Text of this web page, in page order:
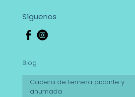
Síguenos
Blog
Cadera de ternera picante y
ahumada